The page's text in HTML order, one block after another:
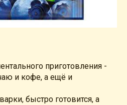
приготовления -
и кофе, а ещё и
быстро готовится, а